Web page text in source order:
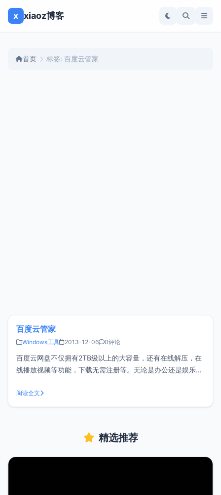
x xiaoz博客
首页 标签: 百度云管家
百度云管家
Windows工具 2013-12-06 0评论
百度云网盘不仅拥有2TB级以上的大容量，还有在线解压，在
线播放视频等功能，下载无需注册等。无论是办公还是娱乐都
新日志：1、新增快捷锁定客户端，保护隐私安全 2、新增传
输完成后声音提醒 3、支持在地址栏下拉选择子目录 4、支持
阅读全文
精选推荐